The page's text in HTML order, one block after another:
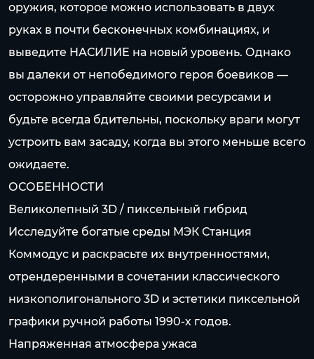
оружия, которое можно использовать в двух
руках в почти бесконечных комбинациях, и
выведите НАСИЛИЕ на новый уровень. Однако
вы далеки от непобедимого героя боевиков —
осторожно управляйте своими ресурсами и
будьте всегда бдительны, поскольку враги могут
устроить вам засаду, когда вы этого меньше всего
ожидаете.
ОСОБЕННОСТИ
Великолепный 3D / пиксельный гибрид
Исследуйте богатые среды МЭК Станция
Коммодус и раскрасьте их внутренностями,
отрендеренными в сочетании классического
низкополигонального 3D и эстетики пиксельной
графики ручной работы 1990-х годов.
Напряженная атмосфера ужаса